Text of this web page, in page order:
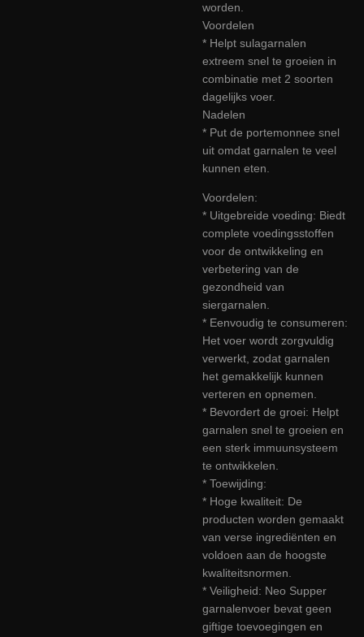
worden.
Voordelen
* Helpt sulagarnalen
extreem snel te groeien in
combinatie met 2 soorten
dagelijks voer.
Nadelen
* Put de portemonnee snel
uit omdat garnalen te veel
kunnen eten.
Voordelen:
* Uitgebreide voeding: Biedt
complete voedingsstoffen
voor de ontwikkeling en
verbetering van de
gezondheid van
siergarnalen.
* Eenvoudig te consumeren:
Het voer wordt zorgvuldig
verwerkt, zodat garnalen
het gemakkelijk kunnen
verteren en opnemen.
* Bevordert de groei: Helpt
garnalen snel te groeien en
een sterk immuunsysteem
te ontwikkelen.
* Toewijding:
* Hoge kwaliteit: De
producten worden gemaakt
van verse ingrediënten en
voldoen aan de hoogste
kwaliteitsnormen.
* Veiligheid: Neo Supper
garnalenvoer bevat geen
giftige toevoegingen en